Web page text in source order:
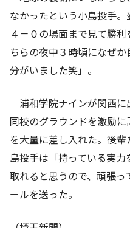
なかったという小島投手。
４－０の場面まで見て勝
ちらの夜中３時頃になぜ
分がいました笑」。
浦和学院ナインが関西に
同校のグラウンドを激励に
を大量に差し入れた。後
島投手は「持っている実
取れると思うので、頑張
ールを送った。